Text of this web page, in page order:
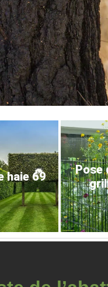
haie 69
Pose